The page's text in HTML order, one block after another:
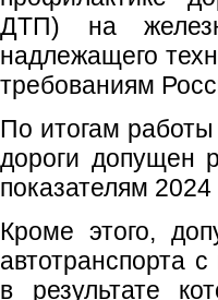
ДТП) на
надлежащего
требованиям
По итогам
дороги допущен
показателям 2024
Кроме этого,
автотранспорта
в результате